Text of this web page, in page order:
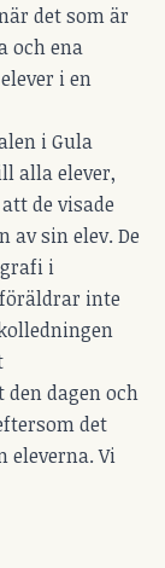
det som är
och ena
i en
i Gula
alla elever,
de visade
av sin elev. De
i
inte
dagen och
det
eleverna. Vi